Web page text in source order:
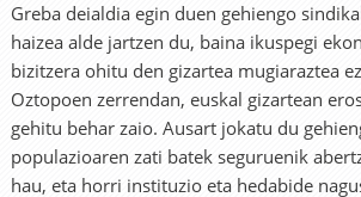
Greba deialdia egin duen gehiengo
haizea alde jartzen du, baina ikuspegi
bizitzera ohitu den gizartea mugiaraztea
Oztopoen zerrendan, euskal gizartean
gehitu behar zaio. Ausart jokatu du
populazioaren zati batek seguruenik
hau, eta horri instituzio eta hedabide